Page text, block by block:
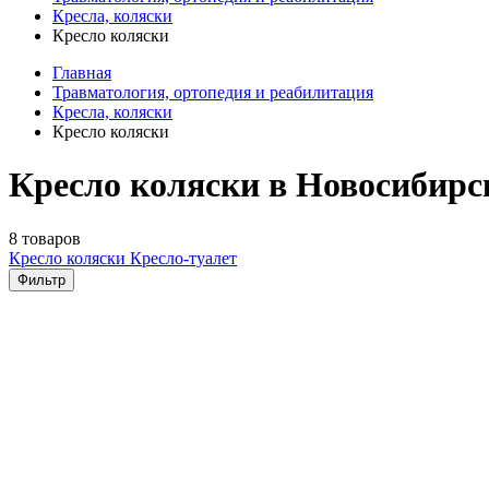
Кресла, коляски
Кресло коляски
Главная
Травматология, ортопедия и реабилитация
Кресла, коляски
Кресло коляски
Кресло коляски в
8 товаров
Кресло коляски Кресло-туалет
Фильтр